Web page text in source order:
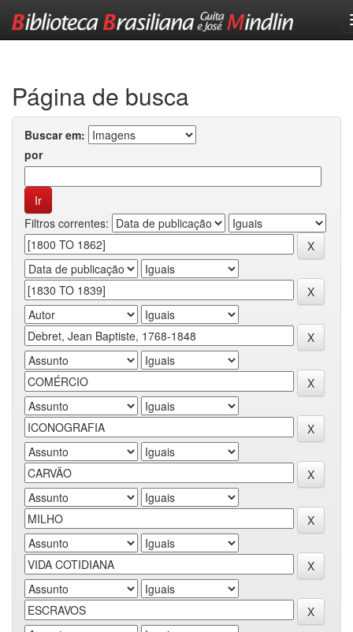
Página de busca
Buscar em:
por
Filtros correntes: